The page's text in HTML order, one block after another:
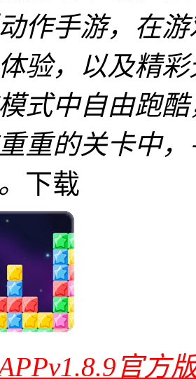
作手游，在
验，以及精
式中自由跑
重的关卡中
下载
官方